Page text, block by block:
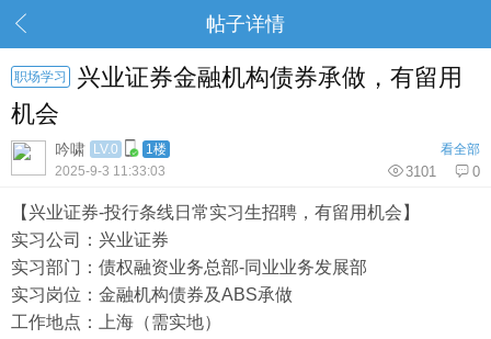
帖子详情
职场学习
兴业证券金融机构债券承做，有留用
机会
吟啸 LV.0 1楼 看全部
0
3101
2025-9-3 11:33:03
【兴业证券-投行条线日常实习生招聘，有留用机会】
实习公司：兴业证券
实习部门：债权融资业务总部-同业业务发展部
实习岗位：金融机构债券及ABS承做
工作地点：上海（需实地）